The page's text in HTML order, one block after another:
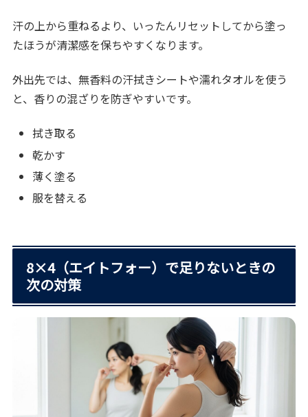
汗の上から重ねるより、いったんリセットしてから塗っ
たほうが清潔感を保ちやすくなります。
外出先では、無香料の汗拭きシートや濡れタオルを使う
と、香りの混ざりを防ぎやすいです。
拭き取る
乾かす
薄く塗る
服を替える
8×4（エイトフォー）で足りないときの
次の対策